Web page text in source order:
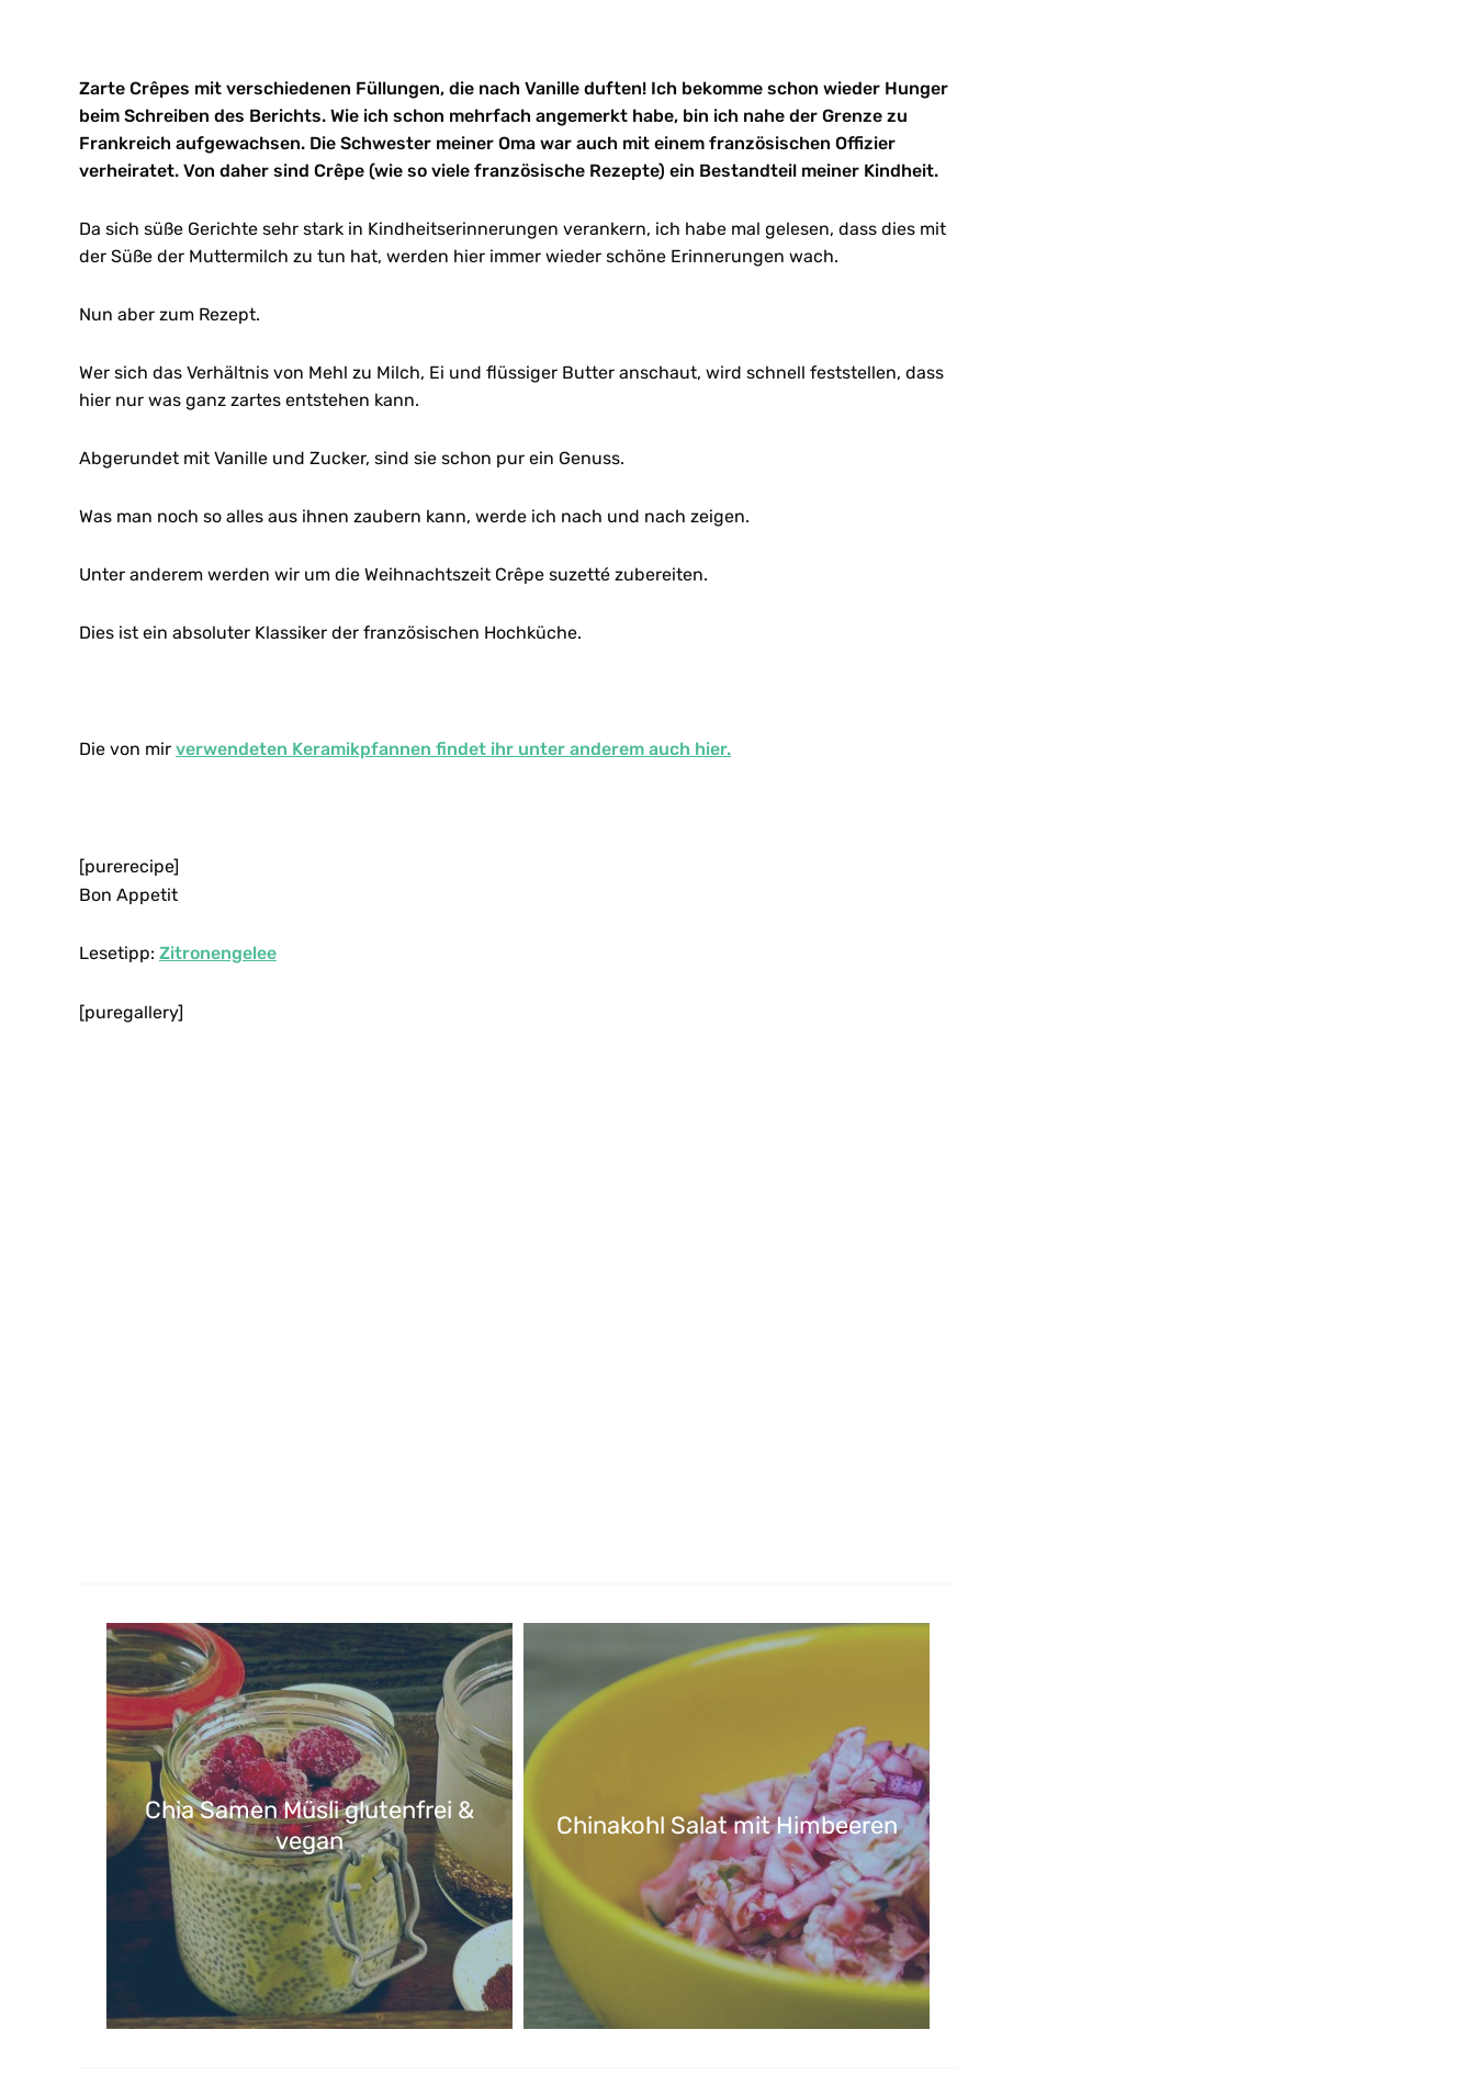
Zarte Crêpes mit verschiedenen Füllungen, die nach Vanille duften! Ich bekomme schon wieder Hunger
beim Schreiben des Berichts. Wie ich schon mehrfach angemerkt habe, bin ich nahe der Grenze zu
Frankreich aufgewachsen. Die Schwester meiner Oma war auch mit einem französischen Offizier
verheiratet. Von daher sind Crêpe (wie so viele französische Rezepte) ein Bestandteil meiner Kindheit.
Da sich süße Gerichte sehr stark in Kindheitserinnerungen verankern, ich habe mal gelesen, dass dies mit
der Süße der Muttermilch zu tun hat, werden hier immer wieder schöne Erinnerungen wach.
Nun aber zum Rezept.
Wer sich das Verhältnis von Mehl zu Milch, Ei und flüssiger Butter anschaut, wird schnell feststellen, dass
hier nur was ganz zartes entstehen kann.
Abgerundet mit Vanille und Zucker, sind sie schon pur ein Genuss.
Was man noch so alles aus ihnen zaubern kann, werde ich nach und nach zeigen.
Unter anderem werden wir um die Weihnachtszeit Crêpe suzetté zubereiten.
Dies ist ein absoluter Klassiker der französischen Hochküche.
Die von mir verwendeten Keramikpfannen findet ihr unter anderem auch hier.
[purerecipe]
Bon Appetit
Lesetipp: Zitronengelee
[puregallery]
Chia Samen Müsli glutenfrei &
vegan
Chinakohl Salat mit Himbeeren